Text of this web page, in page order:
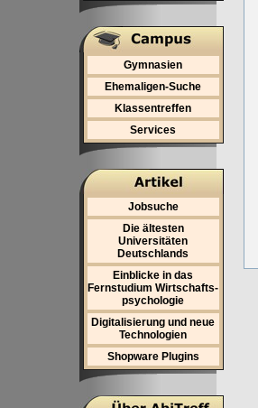
Gymnasien
Ehemaligen-Suche
Klassentreffen
Services
Jobsuche
Die ältesten
Universitäten
Deutschlands
Einblicke in das
Fernstudium Wirtschafts-
psychologie
Digitalisierung und neue
Technologien
Shopware Plugins